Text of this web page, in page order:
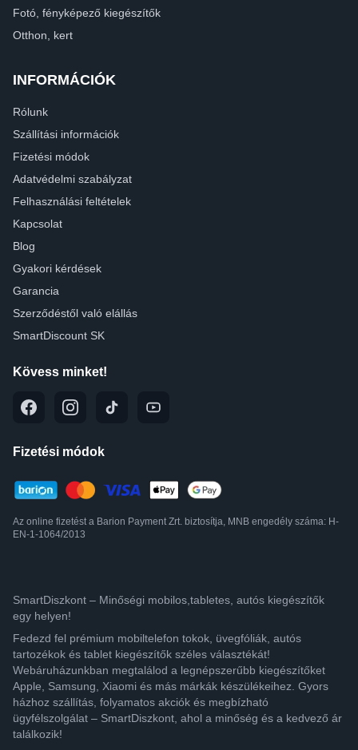
Fotó, fényképező kiegészítők
Otthon, kert
INFORMÁCIÓK
Rólunk
Szállítási információk
Fizetési módok
Adatvédelmi szabályzat
Felhasználási feltételek
Kapcsolat
Blog
Gyakori kérdések
Garancia
Szerződéstől való elállás
SmartDiscount SK
Kövess minket!
Fizetési módok
Az online fizetést a Barion Payment Zrt. biztosítja, MNB engedély száma: H-
EN-1-1064/2013
SmartDiszkont – Minőségi mobilos,tabletes, autós kiegészítők
egy helyen!
Fedezd fel prémium mobiltelefon tokok, üvegfóliák, autós
tartozékok és tablet kiegészítők széles választékát!
Webáruházunkban megtalálod a legnépszerűbb kiegészítőket
Apple, Samsung, Xiaomi és más márkák készülékeihez. Gyors
házhoz szállítás, folyamatos akciók és megbízható
ügyfélszolgálat – SmartDiszkont, ahol a minőség és a kedvező ár
találkozik!